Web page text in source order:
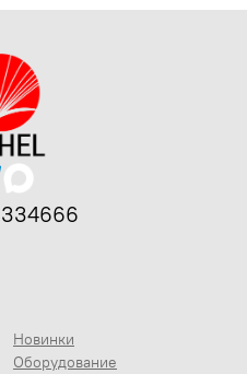
Новинки
Оборудование